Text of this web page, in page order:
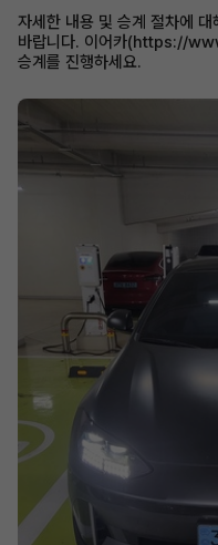
자세한 내용 및 승계 절차에 대
바랍니다. 이어카(https://
승계를 진행하세요.